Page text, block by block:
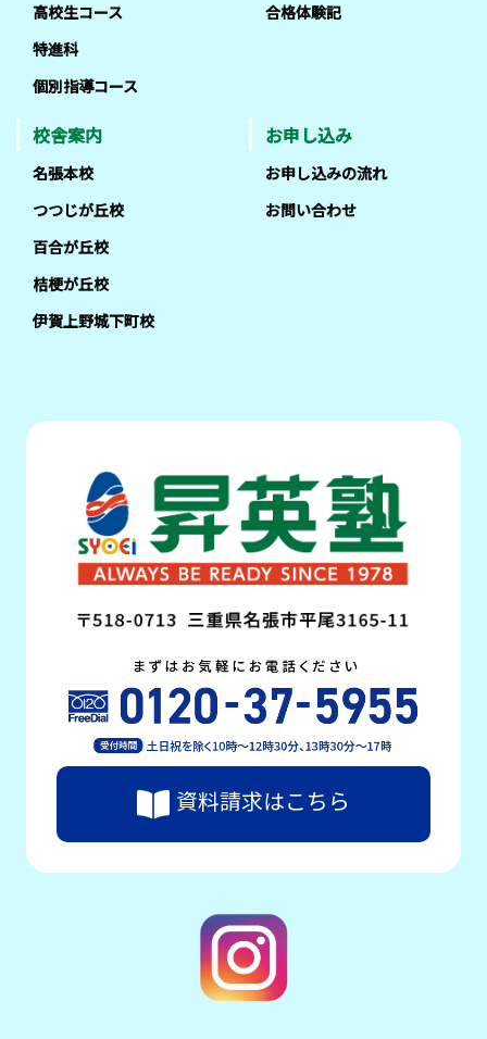
高校生コース
特進科
個別指導コース
合格体験記
校舎案内
名張本校
つつじが丘校
百合が丘校
桔梗が丘校
伊賀上野城下町校
お申し込み
お申し込みの流れ
お問い合わせ
資料請求はこちら